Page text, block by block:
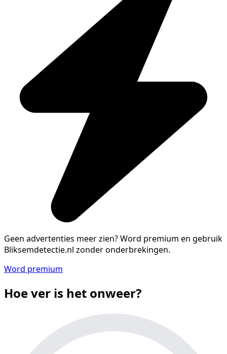
Geen advertenties meer zien?Word premium en gebruik
Bliksemdetectie.nl zonder onderbrekingen.
Word premium
Hoe ver is het onweer?